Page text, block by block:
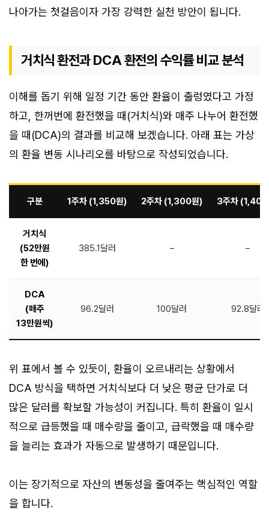
나아가는 첫걸음이자 가장 강력한 실천 방안이 됩니다.
거치식 환전과 DCA 환전의 수익률 비교 분석
이해를 돕기 위해 일정 기간 동안 환율이 출렁였다고 가정
하고, 한꺼번에 환전했을 때(거치식)와 매주 나누어 환전했
을 때(DCA)의 결과를 비교해 보겠습니다. 아래 표는 가상
의 환율 변동 시나리오를 바탕으로 작성되었습니다.
구분 1주차 (1,350원) 2주차 (1,300원) 3주차 (1,400
거치식
(52만원
한 번에)
385.1달러 – –
DCA
(매주
13만원씩)
96.2달러 100달러 92.8달러
위 표에서 볼 수 있듯이, 환율이 오르내리는 상황에서
DCA 방식을 택하면 거치식보다 더 낮은 평균 단가로 더
많은 달러를 확보할 가능성이 커집니다. 특히 환율이 일시
적으로 급등했을 때 매수량을 줄이고, 급락했을 때 매수량
을 늘리는 효과가 자동으로 발생하기 때문입니다.
이는 장기적으로 자산의 변동성을 줄여주는 핵심적인 역할
을 합니다.